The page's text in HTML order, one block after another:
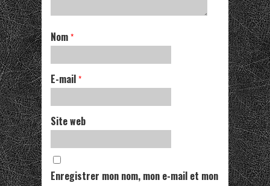
Nom *
E-mail *
Site web
Enregistrer mon nom, mon e-mail et mon